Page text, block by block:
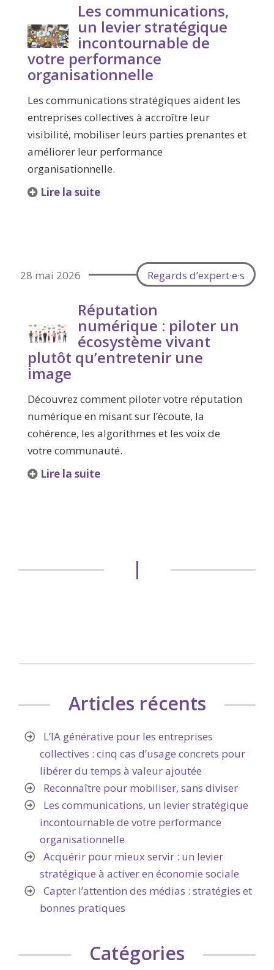
Les communications,
un levier stratégique
incontournable de
votre performance
organisationnelle
Les communications stratégiques aident les
entreprises collectives à accroître leur
visibilité, mobiliser leurs parties prenantes et
améliorer leur performance
organisationnelle.
Lire la suite
Regards d’expert·e·s
28 mai 2026
Réputation
numérique : piloter un
écosystème vivant
plutôt qu’entretenir une
image
Découvrez comment piloter votre réputation
numérique en misant sur l’écoute, la
cohérence, les algorithmes et les voix de
votre communauté.
Lire la suite
|
Articles récents
L’IA générative pour les entreprises
collectives : cinq cas d’usage concrets pour
libérer du temps à valeur ajoutée
Reconnaître pour mobiliser, sans diviser
Les communications, un levier stratégique
incontournable de votre performance
organisationnelle
Acquérir pour mieux servir : un levier
stratégique à activer en économie sociale
Capter l’attention des médias : stratégies et
bonnes pratiques
Catégories